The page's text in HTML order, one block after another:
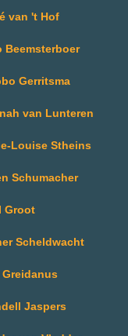
van 't Hof
Beemsterboer
Gerritsma
van Lunteren
Louise Stheins
Schumacher
Groot
Scheldwacht
Jaspers